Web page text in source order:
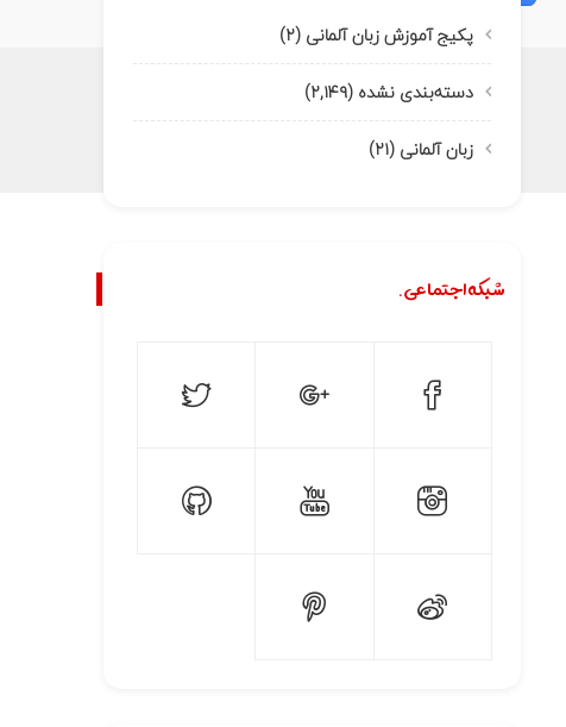
پکیج آموزش زبان آلمانی (۲)
دسته‌بندی نشده (۲,۱۴۹)
زبان آلمانی (۲۱)
شبکه اجتماعی.